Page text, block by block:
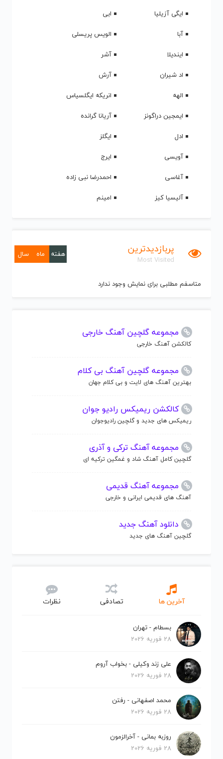
ایگی آزیلیا
ابی
آبا
الویس پریسلی
ایندیلا
آشر
اد شیران
آرش
الهه
انریکه ایگلسیاس
ایمجین دراگونز
آریانا گرانده
ادل
ایگلز
آویسی
ایرج
آغاسی
احمدرضا نبی زاده
آلیسیا کیز
امینم
پربازدیدترین
Most Visited
هفته ماه سال
متاسفم مطلبی برای نمایش وجود ندارد
مجموعه گلچین آهنگ خارجی
کالکشن آهنگ خارجی
مجموعه گلچین آهنگ بی کلام
بهترین آهنگ های لایت و بی کلام جهان
کالکشن ریمیکس رادیو جوان
ریمیکس های جدید و گلچین رادیوجوان
مجموعه آهنگ ترکی و آذری
گلچین کامل آهنگ شاد و غمگین ترکیه ای
مجموعه آهنگ قدیمی
آهنگ های قدیمی ایرانی و خارجی
دانلود آهنگ جدید
گلچین آهنگ های جدید
آخرین ها تصادفی نظرات
بسطام - تهران
28 فوریه 2026
علی زند وکیلی - بخواب آروم
28 فوریه 2026
محمد اصفهانی - رفتن
28 فوریه 2026
روزبه بمانی - آخرالزمون
28 فوریه 2026